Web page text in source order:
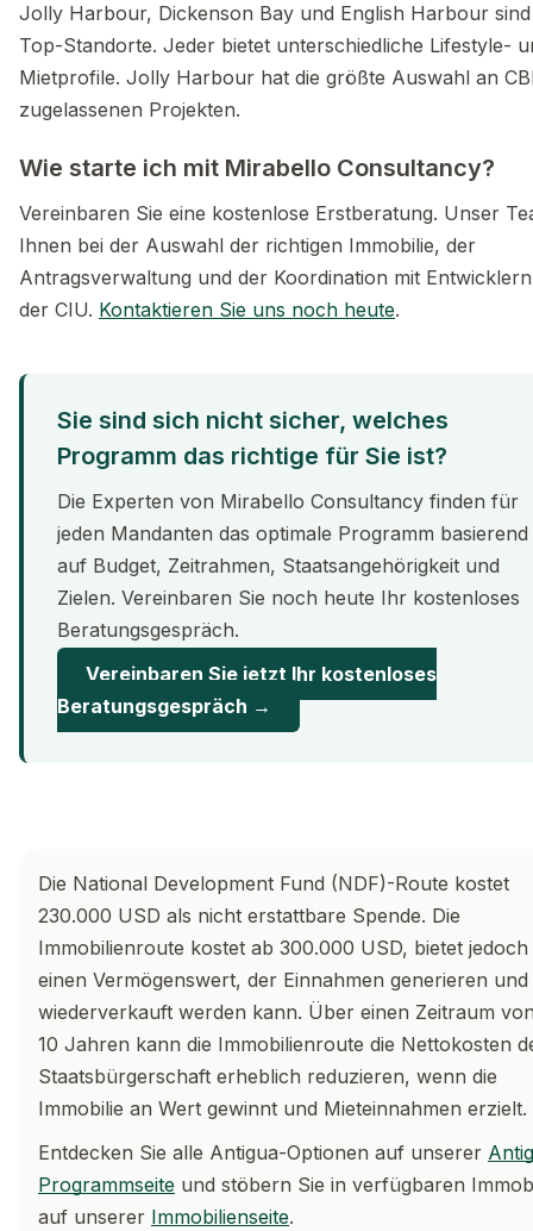
Jolly Harbour, Dickenson Bay und English Harbour sind
Top-Standorte. Jeder bietet unterschiedliche Lifestyle-
Mietprofile. Jolly Harbour hat die größte Auswahl an
zugelassenen Projekten.
Wie starte ich mit Mirabello Consultancy?
Vereinbaren Sie eine kostenlose Erstberatung. Unser
Ihnen bei der Auswahl der richtigen Immobilie, der
Antragsverwaltung und der Koordination mit
der CIU. Kontaktieren Sie uns noch heute.
Sie sind sich nicht sicher, welches
Programm das richtige für Sie ist?
Die Experten von Mirabello Consultancy finden für
jeden Mandanten das optimale Programm basierend
auf Budget, Zeitrahmen, Staatsangehörigkeit und
Zielen. Vereinbaren Sie noch heute Ihr kostenloses
Beratungsgespräch.
Vereinbaren Sie jetzt Ihr kostenloses
Beratungsgespräch →
Die National Development Fund (NDF)-Route kostet
230.000 USD als nicht erstattbare Spende. Die
Immobilienroute kostet ab 300.000 USD, bietet jedoch
einen Vermögenswert, der Einnahmen generieren und
wiederverkauft werden kann. Über einen Zeitraum
10 Jahren kann die Immobilienroute die Nettokosten
Staatsbürgerschaft erheblich reduzieren, wenn die
Immobilie an Wert gewinnt und Mieteinnahmen erzielt.
Entdecken Sie alle Antigua-Optionen auf unserer
Programmseite und stöbern Sie in verfügbaren
auf unserer Immobilienseite.